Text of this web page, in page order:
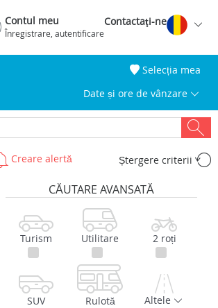
Contul meu
Înregistrare, autentificare
Contactaţi-ne
Selecția mea
Date și ore de vânzare
Creare alertă Ștergere criterii
CĂUTARE AVANSATĂ
Turism Utilitare 2 roți
SUV Rulotă Altele